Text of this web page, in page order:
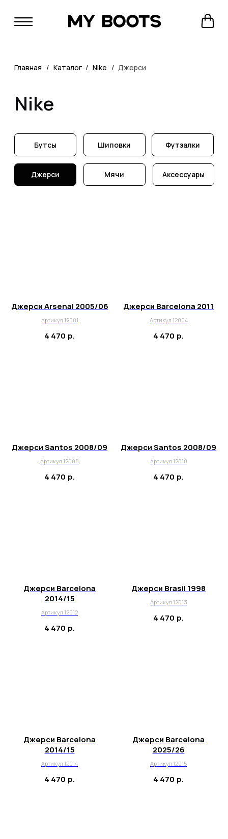
Nike
Бутсы
Джерси Arsenal 2005/06
Артикул 12001
4 470 р.
Джерси Barcelona 2011
Артикул 12004
4 470 р.
Джерси Santos 2008/09
Артикул 12008
4 470 р.
Джерси Santos 2008/09
Артикул 12010
4 470 р.
Джерси Barcelona
2014/15
Артикул 12012
4 470 р.
Джерси Brasil 1998
Артикул 12013
4 470 р.
Джерси Barcelona
2014/15
Артикул 12014
4 470 р.
Джерси Barcelona
2025/26
Артикул 12015
4 470 р.